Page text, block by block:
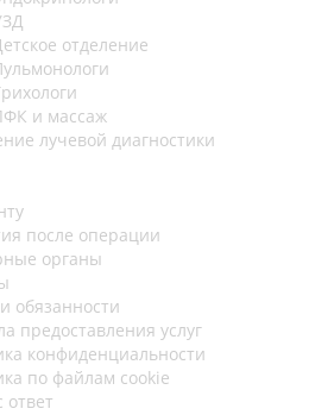
отделение
и массаж
лучевой диагностики
после операции
органы
обязанности
предоставления услуг
конфиденциальности
по файлам cookie
ответ